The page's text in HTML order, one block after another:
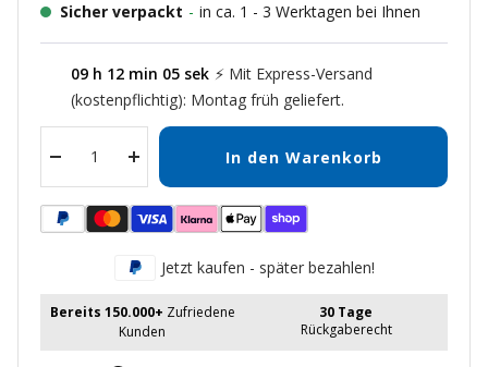
Sicher verpackt - in ca. 1 - 3 Werktagen bei Ihnen
09 h 12 min 04 sek ⚡ Mit Express-Versand
(kostenpflichtig): Montag früh geliefert.
Menge
verringern
Menge
erhöhen
In den Warenkorb
Jetzt kaufen - später bezahlen!
Bereits 150.000+ Zufriedene
Kunden
30 Tage
Rückgaberecht